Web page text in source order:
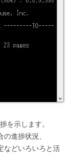
を示します。
進捗状況、
などいろいろと活